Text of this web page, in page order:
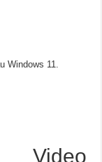
Windows 11.